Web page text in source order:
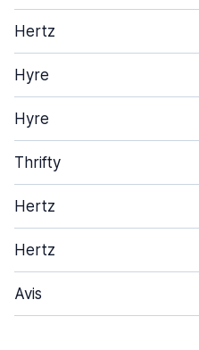
Hertz
Hyre
Hyre
Thrifty
Hertz
Hertz
Avis